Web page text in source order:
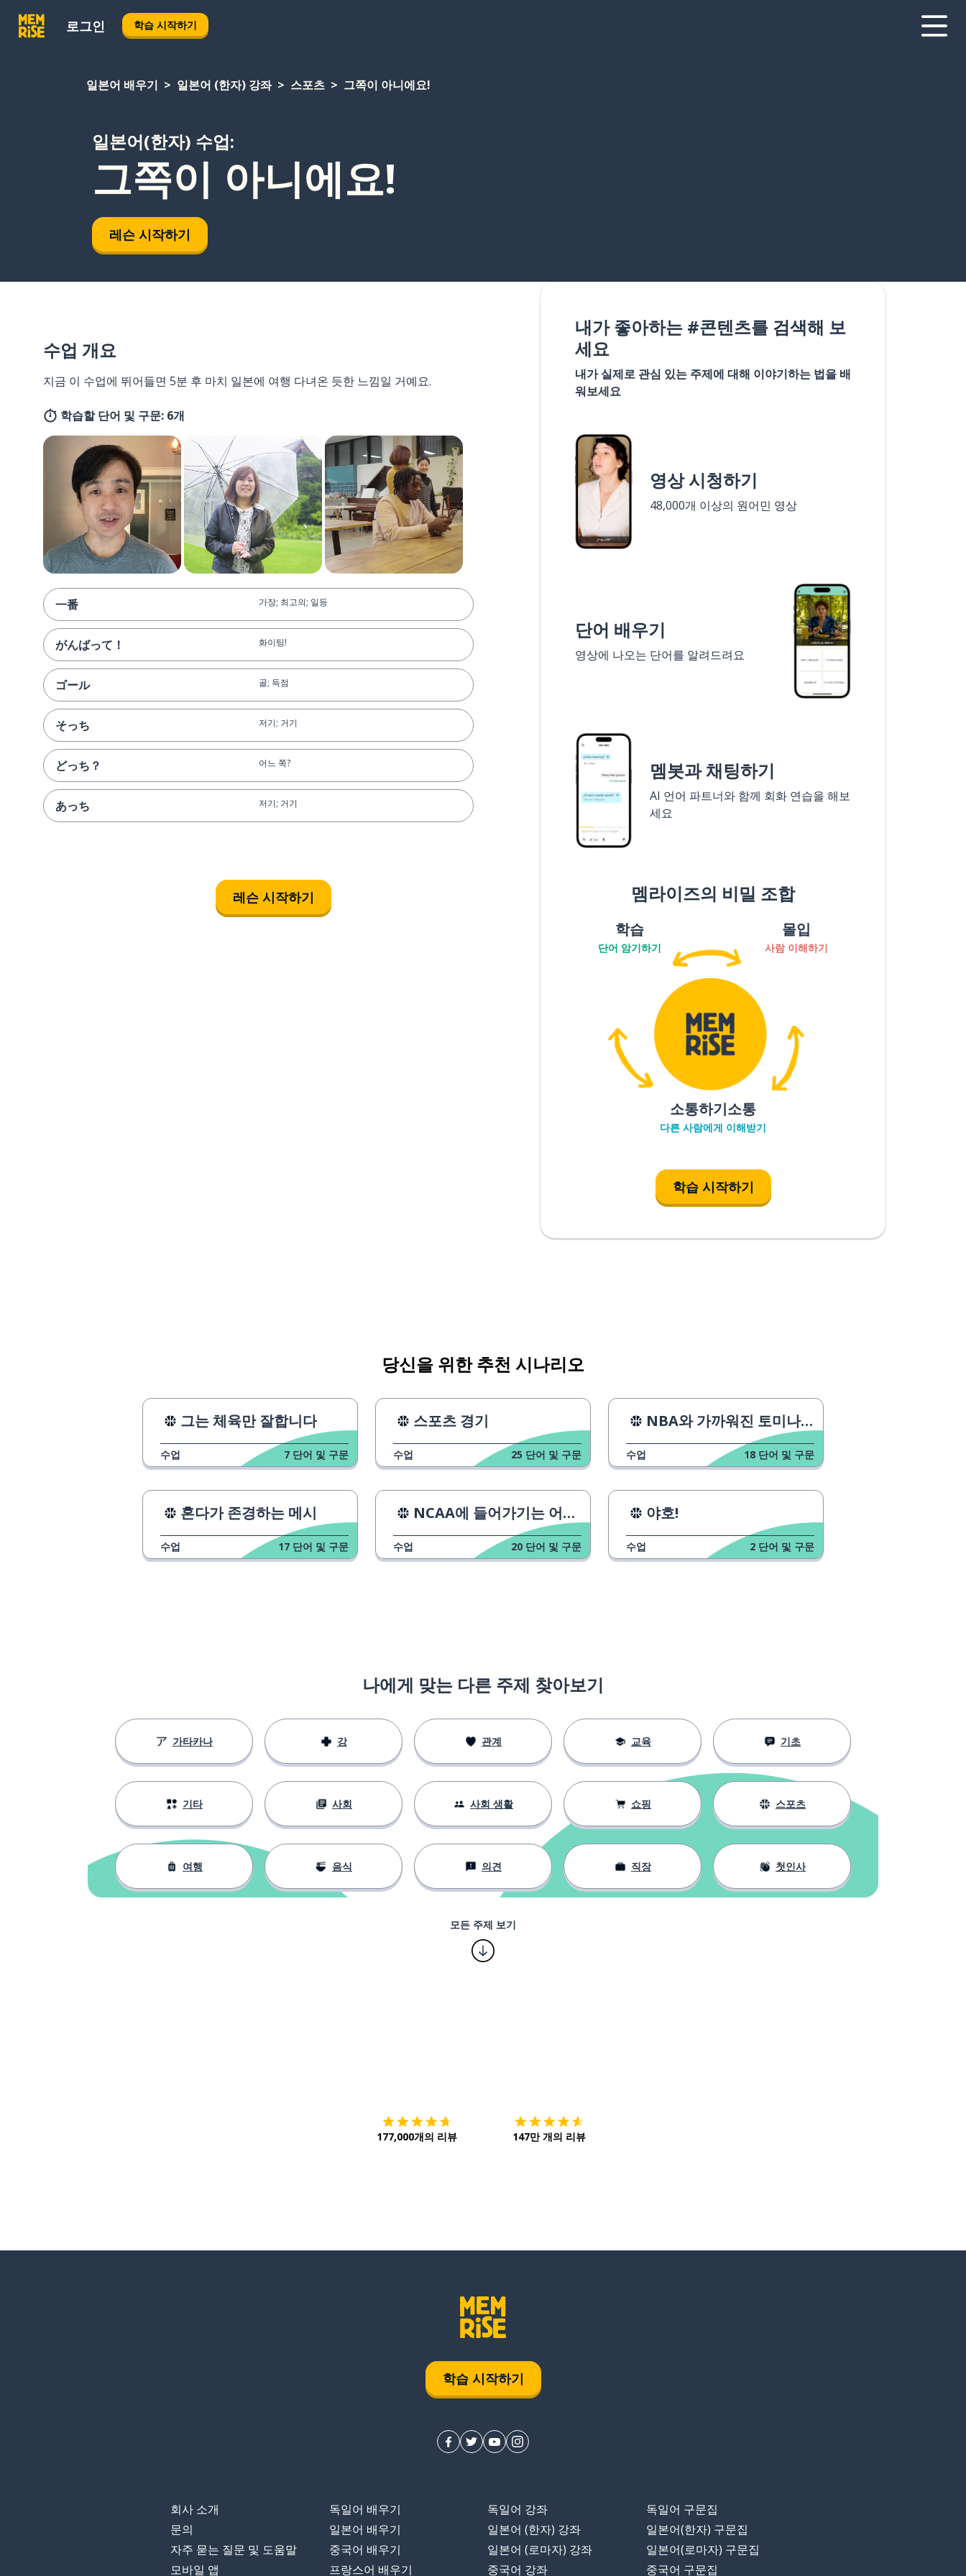
로그인 학습 시작하기
일본어 배우기 일본어 (한자) 강좌 스포츠 그쪽이 아니에요!
일본어(한자) 수업:
그쪽이 아니에요!
레슨 시작하기
수업 개요
지금 이 수업에 뛰어들면 5분 후 마치 일본에 여행 다녀온 듯한 느낌일 거예요.
학습할 단어 및 구문: 6개
一番 가장; 최고의; 일등
がんばって！ 화이팅!
ゴール 골; 득점
そっち 저기; 거기
どっち？ 어느 쪽?
あっち 저기; 거기
레슨 시작하기
내가 좋아하는 #콘텐츠를 검색해 보
세요
내가 실제로 관심 있는 주제에 대해 이야기하는 법을 배
워보세요
영상 시청하기
48,000개 이상의 원어민 영상
단어 배우기
영상에 나오는 단어를 알려드려요
멤봇과 채팅하기
AI 언어 파트너와 함께 회화 연습을 해보
세요
멤라이즈의 비밀 조합
학습
단어 암기하기
몰입
사람 이해하기
소통하기소통
다른 사람에게 이해받기
학습 시작하기
당신을 위한 추천 시나리오
그는 체육만 잘합니다
수업 7 단어 및 구문
스포츠 경기
수업 25 단어 및 구문
NBA와 가까워진 토미나가
수업 18 단어 및 구문
혼다가 존경하는 메시
수업 17 단어 및 구문
NCAA에 들어가기는 어려울까?
수업 20 단어 및 구문
야호!
수업 2 단어 및 구문
나에게 맞는 다른 주제 찾아보기
가타카나 강 관계 교육 기초
기타 사회 사회 생활 쇼핑 스포츠
여행 음식 의견 직장 첫인사
모든 주제 보기
177,000개의 리뷰 147만 개의 리뷰
학습 시작하기
회사 소개
문의
자주 묻는 질문 및 도움말
모바일 앱
독일어 배우기
일본어 배우기
중국어 배우기
프랑스어 배우기
독일어 강좌
일본어 (한자) 강좌
일본어 (로마자) 강좌
중국어 강좌
독일어 구문집
일본어(한자) 구문집
일본어(로마자) 구문집
중국어 구문집